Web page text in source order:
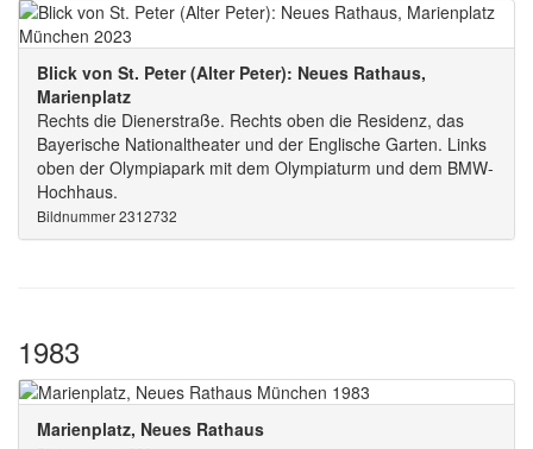
Blick von St. Peter (Alter Peter): Neues Rathaus,
Marienplatz
Rechts die Dienerstraße. Rechts oben die Residenz, das
Bayerische Nationaltheater und der Englische Garten. Links
oben der Olympiapark mit dem Olympiaturm und dem BMW-
Hochhaus.
Bildnummer 2312732
1983
Marienplatz, Neues Rathaus